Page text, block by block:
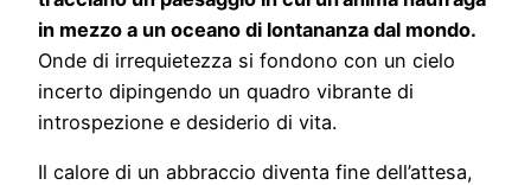
in mezzo a un oceano di lontananza dal mondo.
Onde di irrequietezza si fondono con un cielo
incerto dipingendo un quadro vibrante di
introspezione e desiderio di vita.
Il calore di un abbraccio diventa fine dell’attesa,